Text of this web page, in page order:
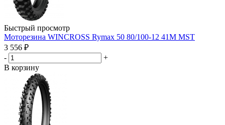
Быстрый просмотр
Моторезина WINCROSS Rymax 50 80/100-12 41M MST
3 556 ₽
-
+
В корзину